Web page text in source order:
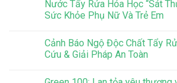
Nước Tẩy Rửa Hóa Học “Sát
Sức Khỏe Phụ Nữ Và Trẻ Em
Cảnh Báo Ngộ Độc Chất Tẩy
Cứu & Giải Pháp An Toàn